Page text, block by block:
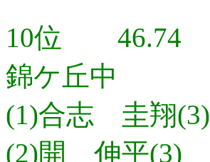
10位 46.74
錦ケ丘中
(1)合志 圭翔(3)
(2)開 伸平(3)